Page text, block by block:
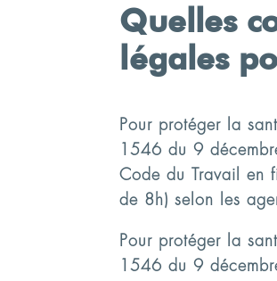
Quelles
légales
Pour protéger la
1546 du 9
Code du Travail en
de 8h) selon les
Pour protéger la
1546 du 9